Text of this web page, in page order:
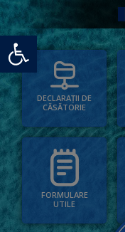
Deschide bara de unelte
DECLARAȚII DE
CĂSĂTORIE
FORMULARE
UTILE